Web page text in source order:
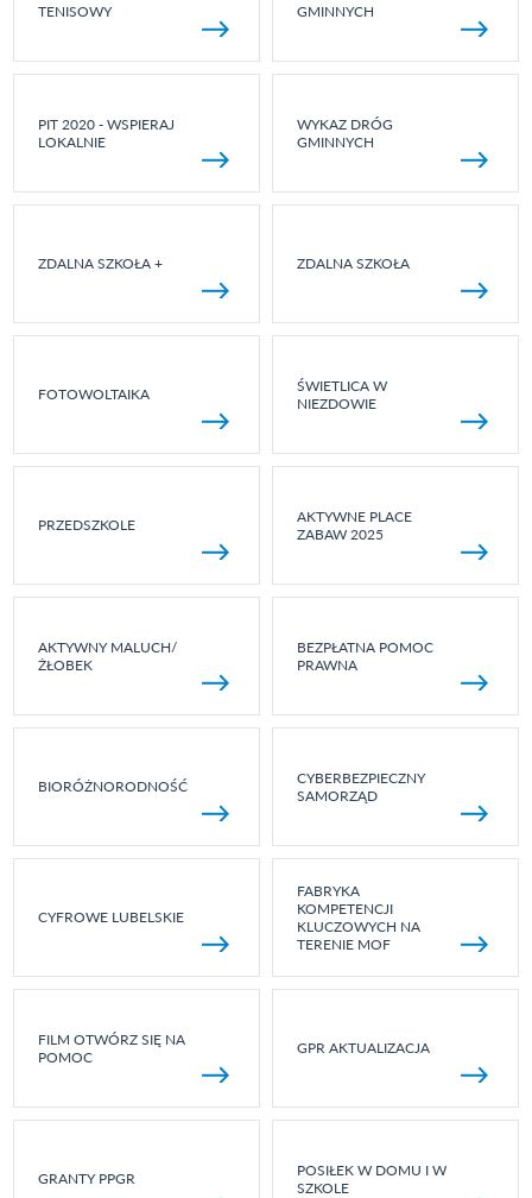
TENISOWY
GMINNYCH
PIT 2020 - WSPIERAJ
LOKALNIE
WYKAZ DRÓG
GMINNYCH
ZDALNA SZKOŁA + ZDALNA SZKOŁA
FOTOWOLTAIKA
ŚWIETLICA W
NIEZDOWIE
PRZEDSZKOLE
AKTYWNE PLACE
ZABAW 2025
AKTYWNY MALUCH/
ŻŁOBEK
BEZPŁATNA POMOC
PRAWNA
BIORÓŻNORODNOŚĆ
CYBERBEZPIECZNY
SAMORZĄD
CYFROWE LUBELSKIE
FABRYKA
KOMPETENCJI
KLUCZOWYCH NA
TERENIE MOF
FILM OTWÓRZ SIĘ NA
POMOC
GPR AKTUALIZACJA
GRANTY PPGR
POSIŁEK W DOMU I W
SZKOLE